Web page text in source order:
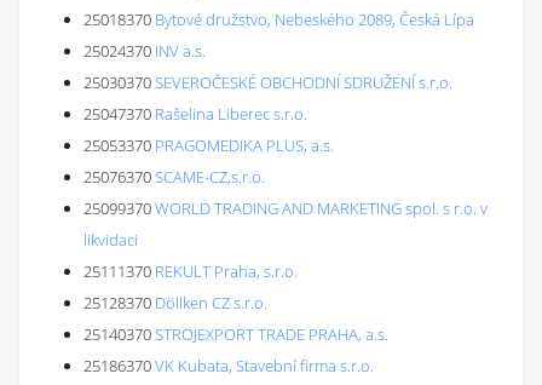
25018370 Bytové družstvo, Nebeského 2089, Česká Lípa
25024370 INV a.s.
25030370SEVEROČESKÉ OBCHODNÍ SDRUŽENÍ s.r.o.
25047370 Rašelina Liberec s.r.o.
25053370 PRAGOMEDIKA PLUS, a.s.
25076370SCAME-CZ,s.r.o.
25099370WORLD TRADING AND MARKETING spol. s r.o. v
likvidaci
25111370 REKULT Praha, s.r.o.
25128370 Döllken CZ s.r.o.
25140370STROJEXPORT TRADE PRAHA, a.s.
25186370VK Kubata, Stavební firma s.r.o.